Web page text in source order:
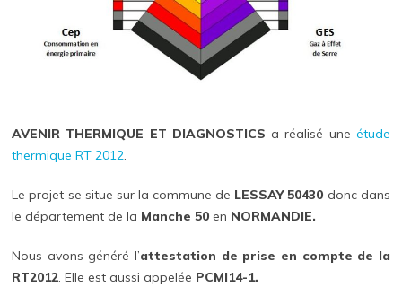
AVENIR THERMIQUE ET DIAGNOSTICS a réalisé une étude
thermique RT 2012.
Le projet se situe sur la commune de LESSAY 50430 donc dans
le département de la Manche 50en NORMANDIE.
Nous avons généré l’attestation de prise en compte de la
RT2012. Elle est aussi appelée PCMI14-1.